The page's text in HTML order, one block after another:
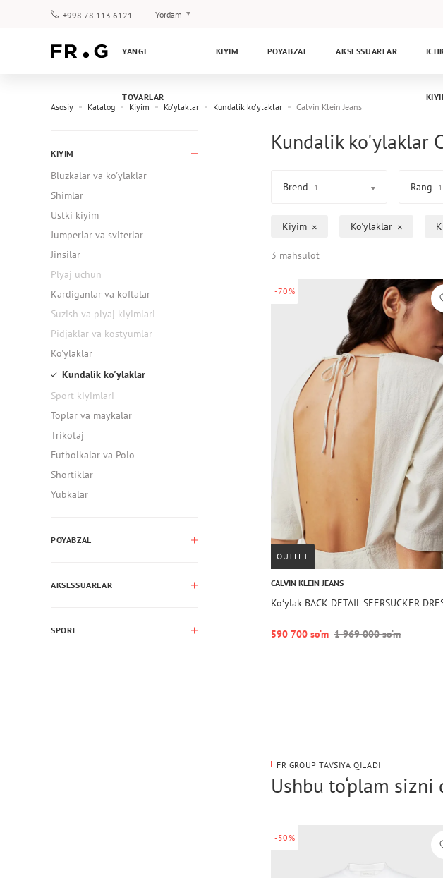
+998 78 113 6121 Yordam
Kafolat
YANGI
TOVARLAR
KIYIM POYABZAL AKSESSUARLAR
Asosiy Katalog Kiyim Ko'ylaklar Kundalik ko'ylaklar Calvin Klein Jeans
KIYIM
Bluzkalar va ko'ylaklar
Shimlar
Ustki kiyim
Jumperlar va sviterlar
Jinsilar
Plyaj uchun
Kardiganlar va koftalar
Suzish va plyaj kiyimlari
Pidjaklar va kostyumlar
Ko'ylaklar
Kundalik ko'ylaklar
Sport kiyimlari
Toplar va maykalar
Trikotaj
Futbolkalar va Polo
Shortiklar
Yubkalar
POYABZAL
AKSESSUARLAR
SPORT
Kundalik ko'ylaklar
Brend 1 Rang 1
Kiyim Ko'ylaklar
3 mahsulot
-70%
OUTLET
CALVIN KLEIN JEANS
Koʻylak BACK DETAIL SEERSUCKER
590 700 so‘m 1 969 000 so‘m
FR GROUP TAVSIYA QILADI
Ushbu to‘plam
-50%